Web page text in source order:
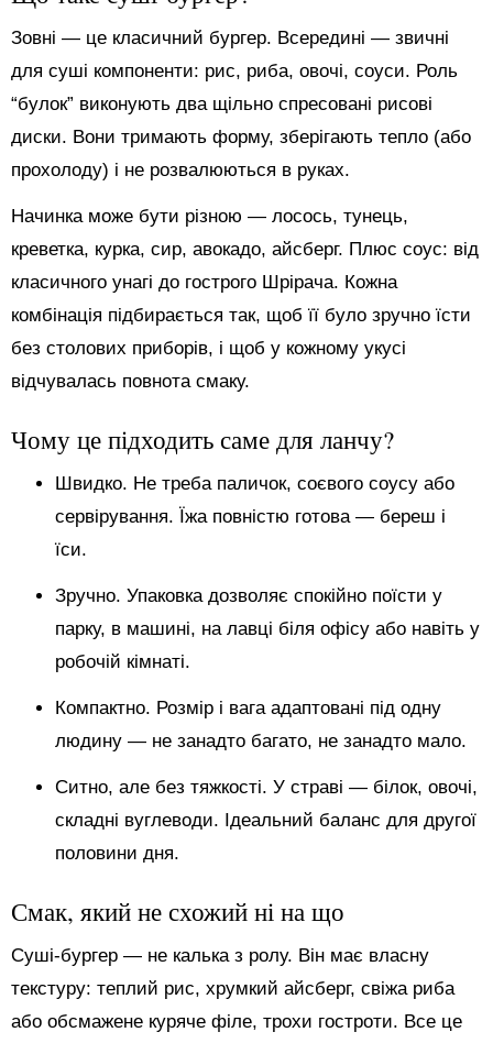
Зовні — це класичний бургер. Всередині — звичні
для суші компоненти: рис, риба, овочі, соуси. Роль
“булок” виконують два щільно спресовані рисові
диски. Вони тримають форму, зберігають тепло (або
прохолоду) і не розвалюються в руках.
Начинка може бути різною — лосось, тунець,
креветка, курка, сир, авокадо, айсберг. Плюс соус: від
класичного унагі до гострого Шрірача. Кожна
комбінація підбирається так, щоб її було зручно їсти
без столових приборів, і щоб у кожному укусі
відчувалась повнота смаку.
Чому це підходить саме для ланчу?
Швидко. Не треба паличок, соєвого соусу або
сервірування. Їжа повністю готова — береш і
їси.
Зручно. Упаковка дозволяє спокійно поїсти у
парку, в машині, на лавці біля офісу або навіть у
робочій кімнаті.
Компактно. Розмір і вага адаптовані під одну
людину — не занадто багато, не занадто мало.
Ситно, але без тяжкості. У страві — білок, овочі,
складні вуглеводи. Ідеальний баланс для другої
половини дня.
Смак, який не схожий ні на що
Суші-бургер — не калька з ролу. Він має власну
текстуру: теплий рис, хрумкий айсберг, свіжа риба
або обсмажене куряче філе, трохи гостроти. Все це